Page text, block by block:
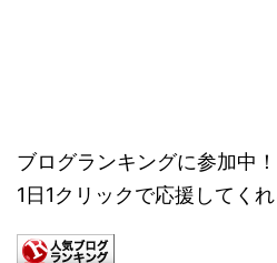
ブログランキングに参加中！
1日1クリックで応援してく